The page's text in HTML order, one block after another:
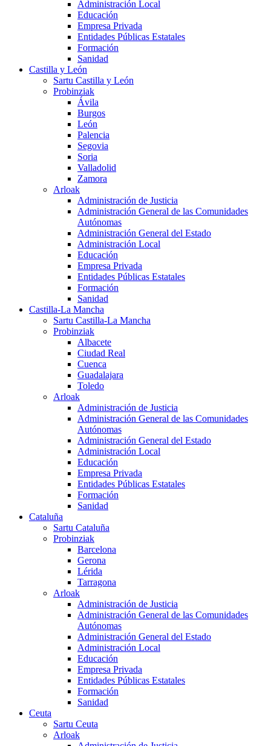
Administración Local
Educación
Empresa Privada
Entidades Públicas Estatales
Formación
Sanidad
Castilla y León
Sartu Castilla y León
Probinziak
Ávila
Burgos
León
Palencia
Segovia
Soria
Valladolid
Zamora
Arloak
Administración de Justicia
Administración General de las Comunidades
Autónomas
Administración General del Estado
Administración Local
Educación
Empresa Privada
Entidades Públicas Estatales
Formación
Sanidad
Castilla-La Mancha
Sartu Castilla-La Mancha
Probinziak
Albacete
Ciudad Real
Cuenca
Guadalajara
Toledo
Arloak
Administración de Justicia
Administración General de las Comunidades
Autónomas
Administración General del Estado
Administración Local
Educación
Empresa Privada
Entidades Públicas Estatales
Formación
Sanidad
Cataluña
Sartu Cataluña
Probinziak
Barcelona
Gerona
Lérida
Tarragona
Arloak
Administración de Justicia
Administración General de las Comunidades
Autónomas
Administración General del Estado
Administración Local
Educación
Empresa Privada
Entidades Públicas Estatales
Formación
Sanidad
Ceuta
Sartu Ceuta
Arloak